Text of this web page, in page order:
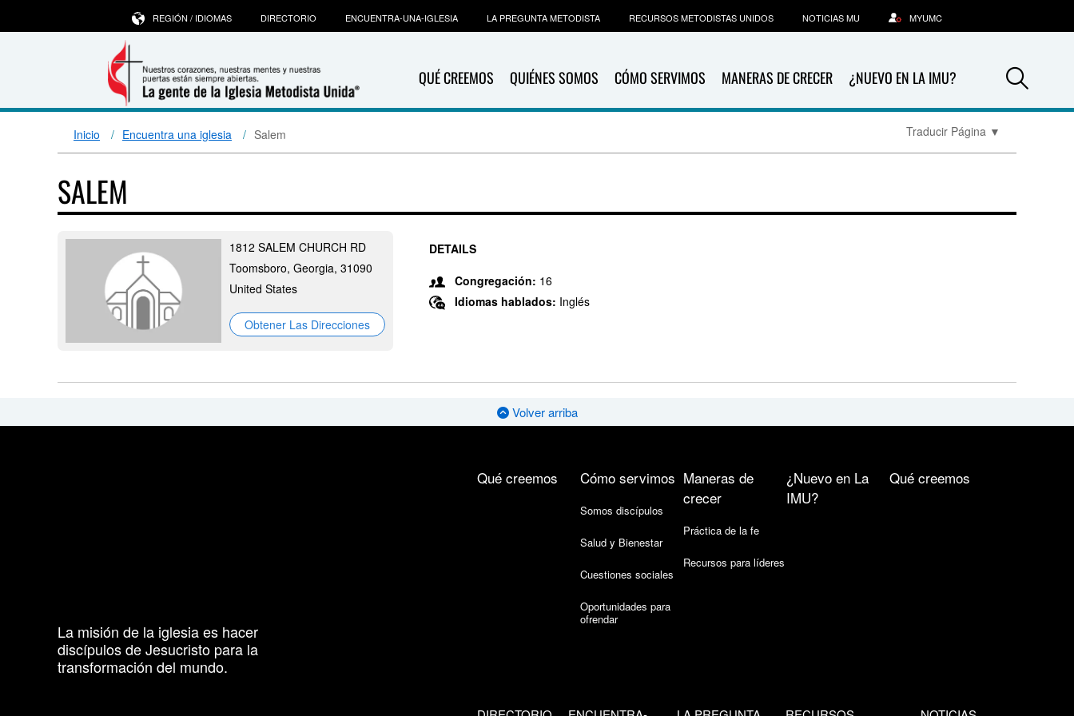
QUÉ CREEMOS QUIÉNES SOMOS CÓMO SERVIMOS MANERAS DE CRECER ¿NUEVO EN LA IMU?
REGIÓN / IDIOMAS DIRECTORIO ENCUENTRA-UNA-IGLESIA LA PREGUNTA METODISTA RECURSOS METODISTAS UNIDOS NOTICIAS MU MYUMC
Inicio Encuentra una iglesia Salem Traducir Página ▼
SALEM
1812 SALEM CHURCH RD
Toomsboro, Georgia, 31090
United States
Obtener Las Direcciones
DETAILS
Congregación: 16
Idiomas hablados: Inglés
Volver arriba
La misión de la iglesia es hacer
discípulos de Jesucristo para la
transformación del mundo.
Qué creemos Cómo servimos
Somos discípulos
Salud y Bienestar
Cuestiones sociales
Oportunidades para
ofrendar
Maneras de
crecer
Práctica de la fe
Recursos para líderes
¿Nuevo en La
IMU?
Qué creemos